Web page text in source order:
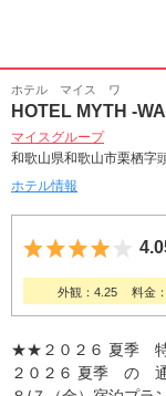
ホテル マイス ワ
HOTEL MYTH -
マイスグループ
和歌山県和歌山市栗栖字
ホテル情報
5つ
外観：4.25 料金
★★２０２６ 夏季
２０２６ 夏季 の